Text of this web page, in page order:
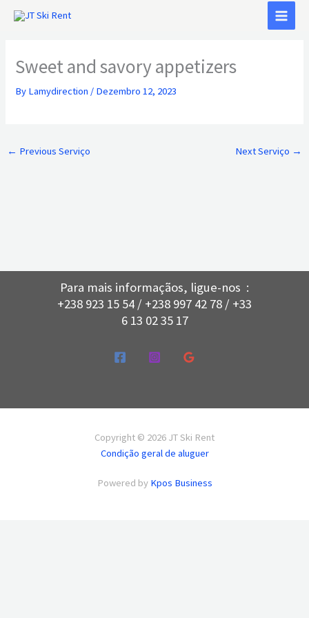
Sweet and savory appetizers
By Lamydirection / Dezembro 12, 2023
← Previous Serviço Next Serviço →
Para mais informaçãos, ligue-nos :
+238 923 15 54 / +238 997 42 78 / +33
6 13 02 35 17
Copyright © 2026 JT Ski Rent
Condição geral de aluguer
Powered by Kpos Business